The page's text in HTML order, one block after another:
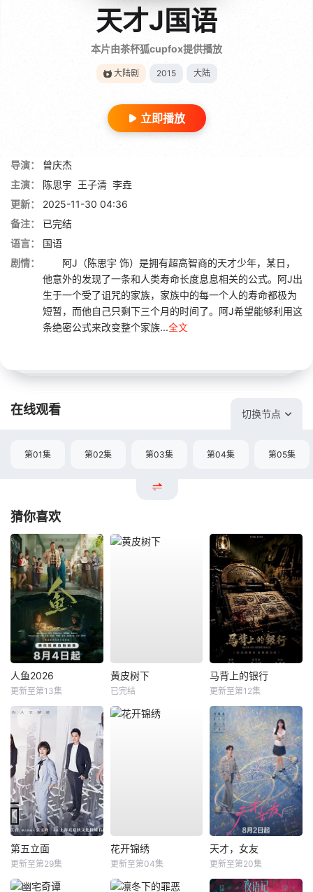
天才J国语
本片由茶杯狐cupfox提供播放
大陆剧 2015 大陆
立即播放
导演：
曾庆杰
主演：
陈思宇 王子清 李垚
更新：
2025-11-30 04:36
备注：
已完结
语言：
国语
剧情：
阿J（陈思宇 饰）是拥有超高智商的天才少年，某日，
他意外的发现了一条和人类寿命长度息息相关的公式。阿J出
生于一个受了诅咒的家族，家族中的每一个人的寿命都极为
短暂，而他自己只剩下三个月的时间了。阿J希望能够利用这
条绝密公式来改变整个家族...全文
在线观看 切换节点
第01集 第02集 第03集 第04集 第05集
猜你喜欢
人鱼2026
更新至第13集
黄皮树下
已完结
马背上的银行
更新至第12集
第五立面
更新至第29集
花开锦绣
更新至第04集
天才，女友
更新至第20集